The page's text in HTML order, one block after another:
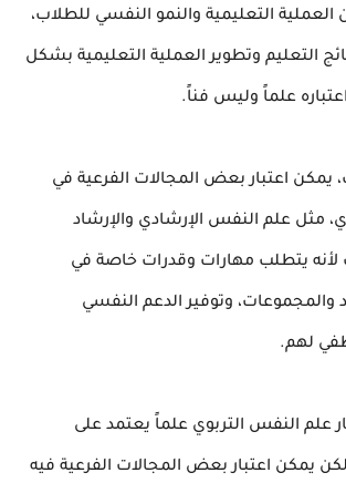
العملية التعليمية والنمو النفسي للطلاب،
التعليم وتطوير العملية التعليمية بشكل
علماً وليس فناً.
يمكن اعتبار بعض المجالات الفرعية في
مثل علم النفس الإرشادي والإرشاد
لأنه يتطلب مهارات وقدرات خاصة في
والمجموعات، وتوفير الدعم النفسي
لهم.
علم النفس التربوي علماً يعتمد على
يمكن اعتبار بعض المجالات الفرعية فيه